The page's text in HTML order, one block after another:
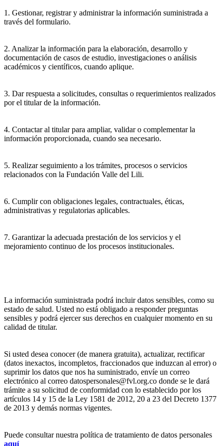
1. Gestionar, registrar y administrar la información suministrada a
través del formulario.
2. Analizar la información para la elaboración, desarrollo y
documentación de casos de estudio, investigaciones o análisis
académicos y científicos, cuando aplique.
3. Dar respuesta a solicitudes, consultas o requerimientos realizados
por el titular de la información.
4. Contactar al titular para ampliar, validar o complementar la
información proporcionada, cuando sea necesario.
5. Realizar seguimiento a los trámites, procesos o servicios
relacionados con la Fundación Valle del Lili.
6. Cumplir con obligaciones legales, contractuales, éticas,
administrativas y regulatorias aplicables.
7. Garantizar la adecuada prestación de los servicios y el
mejoramiento continuo de los procesos institucionales.
La información suministrada podrá incluir datos sensibles, como su
estado de salud. Usted no está obligado a responder preguntas
sensibles y podrá ejercer sus derechos en cualquier momento en su
calidad de titular.
Si usted desea conocer (de manera gratuita), actualizar, rectificar
(datos inexactos, incompletos, fraccionados que induzcan al error) o
suprimir los datos que nos ha suministrado, envíe un correo
electrónico al correo datospersonales@fvl.org.co donde se le dará
trámite a su solicitud de conformidad con lo establecido por los
artículos 14 y 15 de la Ley 1581 de 2012, 20 a 23 del Decreto 1377
de 2013 y demás normas vigentes.
Puede consultar nuestra política de tratamiento de datos personales
aquí